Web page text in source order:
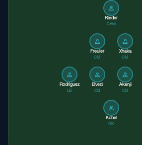
person
Rieder
CAM
person
Freuler
CM
person
Xhaka
CM
person
Rodriguez
LB
person
Elvedi
CB
person
Akanji
CB
person
Kobel
GK